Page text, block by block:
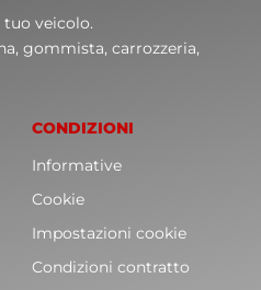
veicolo.
gommista, carrozzeria,
CONDIZIONI
Informative
Cookie
Impostazioni cookie
Condizioni contratto